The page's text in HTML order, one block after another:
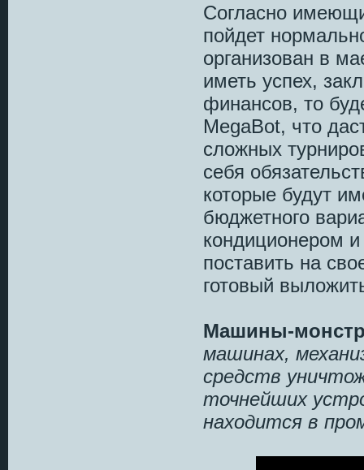
Согласно
пойдет
организован в
иметь успех,
финансов, то
MegaBot, что
сложных
себя
которые будут
бюджетного
кондиционером
поставить на
готовый
Машины-
машинах,
средств
точнейших
находится в